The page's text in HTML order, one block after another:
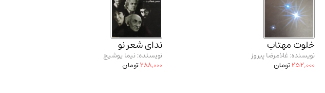
خلوت مهتاب
نویسنده: غلامرضا پیروز
252,000تومان
ندای شعر نو
نویسنده: نیما یوشیج
288,000تومان